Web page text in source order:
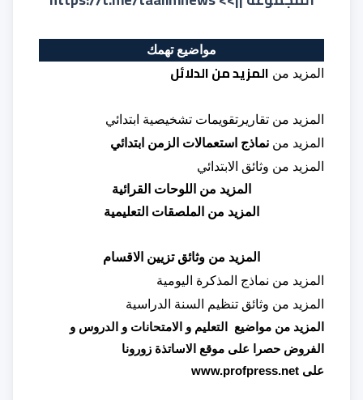
مواضيع تهمك
المزيد من المزيد من الدلائل
المزيد من تقاريرتقويمات تشخيصية ابتدائي
المزيد من نماذج استعمالات الزمن ابتدائي
المزيد من وثائق الابتدائي
المزيد من اللوحات القرائية
المزيد من الملصقات التعليمية
المزيد من وثائق تزيين الاقسام
المزيد من نماذج المذكرة اليومية
المزيد من وثائق تنظيم السنة الدراسية
المزيد من مواضيع التعليم و الامتحانات و الدروس و
الفروض حصرا على موقع الاساتذة زورونا
على www.profpress.net